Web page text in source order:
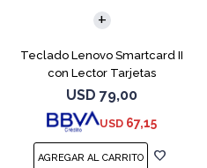
Teclado Lenovo Smartcard II
con Lector Tarjetas
Inteligente
USD 79,00
USD 67,15